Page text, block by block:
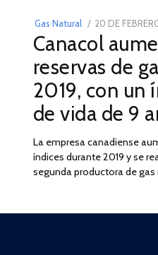
Gas Natural
POSTED
ON
20 DE
Canacol
reservas de
2019, con un
de vida de 9
La empresa canadiense
índices durante 2019 y se
segunda productora de gas